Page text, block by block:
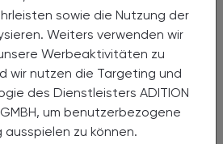
sowie die Nutzung der
Weiters verwenden wir
Werbeaktivitäten zu
wir nutzen die Targeting und
des Dienstleisters ADITION
GMBH, um benutzerbezogene
ausspielen zu können.
bis 21.00 Uhr (Buffet ab 18.30
EVENTS
2024:
die Blume mit dem
für das gesamte